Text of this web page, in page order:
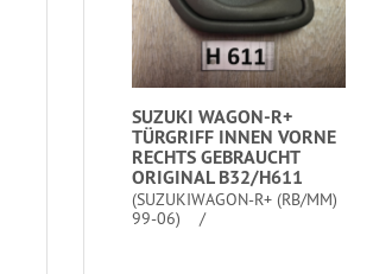
SUZUKI WAGON-R+
TÜRGRIFF INNEN VORNE
RECHTS GEBRAUCHT
ORIGINAL B32/H611
(SUZUKIWAGON-R+ (RB/MM)
99-06) /